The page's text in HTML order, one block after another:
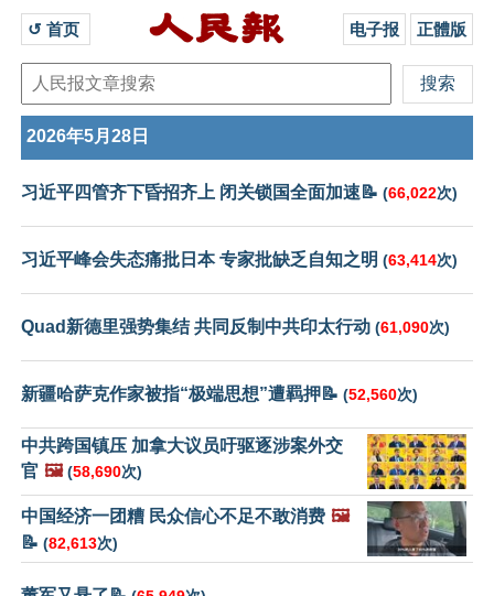
↺ 首页 电子报 正體版
2026年5月28日
习近平四管齐下昏招齐上 闭关锁国全面加速📝 (66,022次)
习近平峰会失态痛批日本 专家批缺乏自知之明 (63,414次)
Quad新德里强势集结 共同反制中共印太行动 (61,090次)
新疆哈萨克作家被指“极端思想”遭羁押📝 (52,560次)
中共跨国镇压 加拿大议员吁驱逐涉案外交
官 🖼️ (58,690次)
中国经济一团糟 民众信心不足不敢消费 🖼️
📝 (82,613次)